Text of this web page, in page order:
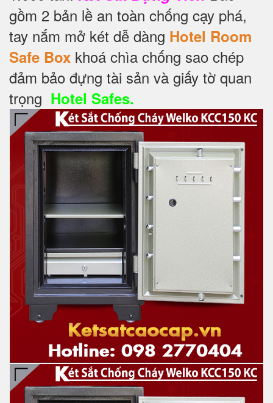
gồm 2 bản lề an toàn chống cạy phá,
tay nắm mở két dễ dàng Hotel Room
Safe Box khoá chìa chống sao chép
đảm bảo đựng tài sản và giấy tờ quan
trọng Hotel Safes.